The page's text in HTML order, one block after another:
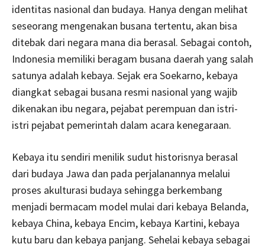
identitas nasional dan budaya. Hanya dengan melihat
seseorang mengenakan busana tertentu, akan bisa
ditebak dari negara mana dia berasal. Sebagai contoh,
Indonesia memiliki beragam busana daerah yang salah
satunya adalah kebaya. Sejak era Soekarno, kebaya
diangkat sebagai busana resmi nasional yang wajib
dikenakan ibu negara, pejabat perempuan dan istri-
istri pejabat pemerintah dalam acara kenegaraan.
Kebaya itu sendiri menilik sudut historisnya berasal
dari budaya Jawa dan pada perjalanannya melalui
proses akulturasi budaya sehingga berkembang
menjadi bermacam model mulai dari kebaya Belanda,
kebaya China, kebaya Encim, kebaya Kartini, kebaya
kutu baru dan kebaya panjang. Sehelai kebaya sebagai